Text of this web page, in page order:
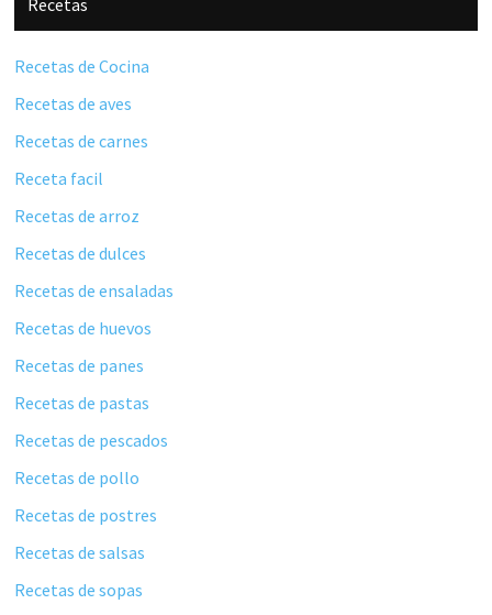
Recetas
Recetas de Cocina
Recetas de aves
Recetas de carnes
Receta facil
Recetas de arroz
Recetas de dulces
Recetas de ensaladas
Recetas de huevos
Recetas de panes
Recetas de pastas
Recetas de pescados
Recetas de pollo
Recetas de postres
Recetas de salsas
Recetas de sopas